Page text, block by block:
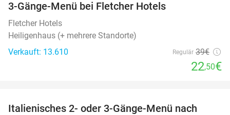
3-Gänge-Menü bei Fletcher Hotels
Fletcher Hotels
Heiligenhaus (+ mehrere Standorte)
Verkauft: 13.610
Regulär 39€
22,50€
Italienisches 2- oder 3-Gänge-Menü nach